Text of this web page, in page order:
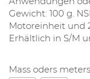
Gewicht: 100 g.
Motoreinheit und
Erhältlich in S/M
Mass oders